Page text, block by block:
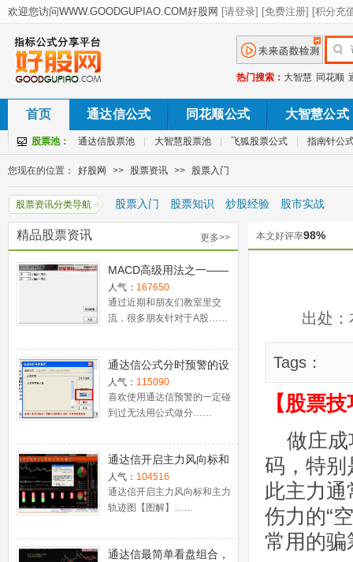
热门搜索： 大智慧 同花顺
首页 通达信公式 同花顺公式 大智慧公式
股票池： 通达信股票池 大智慧股票池 飞狐股票公式 指南针公
您现在的位置： 好股网 >> 股票资讯 >> 股票入门
股票资讯分类导航 股票入门 股票知识 炒股经验 股市实战
精品股票资讯 更多>>
MACD高级用法之一——
稳健买入法+2点卖出法
人气： 167650
通过近期和朋友们教室里交
流，很多朋友针对于A股……
通达信公式分时预警的设
置
人气： 115090
喜欢使用通达信预警的一定碰
到过无法用公式做分……
通达信开启主力风向标和
主力轨迹图【图解】
人气： 104516
通达信开启主力风向标和主力
轨迹图【图解】……
通达信最简单看盘组合，
本文好评率98%
出处
Tags：
【股票
做庄成
码，特别
此主力
伤力的“
常用的骗